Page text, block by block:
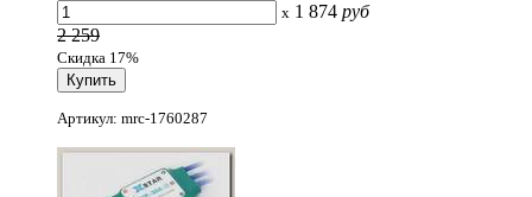
x 1 874 руб
2 259
Скидка 17%
Артикул: mrc-1760287